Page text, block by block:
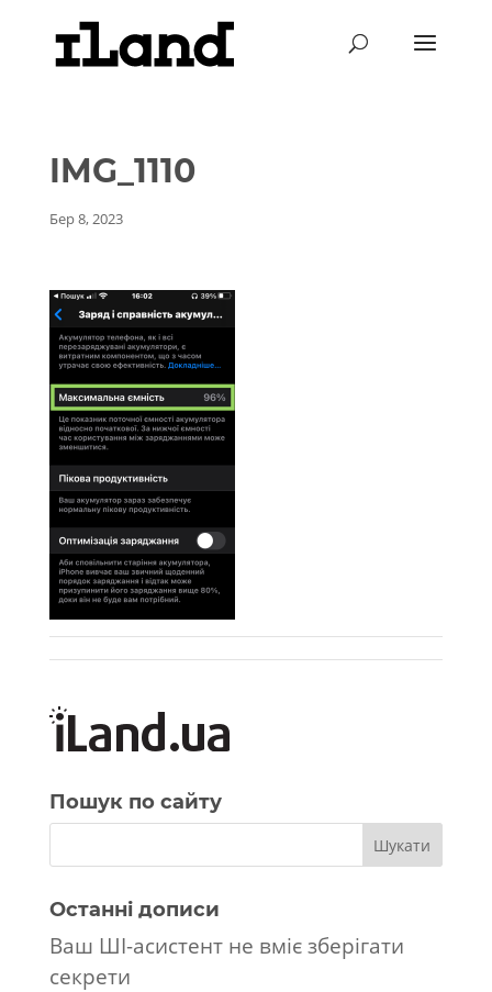
IMG_1110
Бер 8, 2023
Пошук по сайту
Останні дописи
Ваш ШІ-асистент не вміє зберігати
секрети